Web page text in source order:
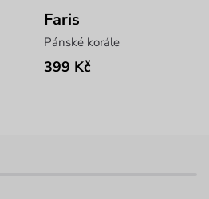
Faris
Pánské korále
399 Kč